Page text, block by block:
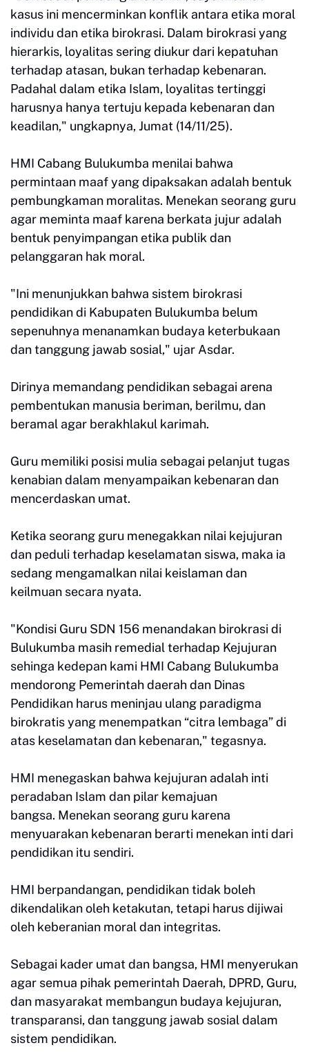
kasus ini mencerminkan konflik antara etika moral
individu dan etika birokrasi. Dalam birokrasi yang
hierarkis, loyalitas sering diukur dari kepatuhan
terhadap atasan, bukan terhadap kebenaran.
Padahal dalam etika Islam, loyalitas tertinggi
harusnya hanya tertuju kepada kebenaran dan
keadilan," ungkapnya, Jumat (14/11/25).
HMI Cabang Bulukumba menilai bahwa
permintaan maaf yang dipaksakan adalah bentuk
pembungkaman moralitas. Menekan seorang guru
agar meminta maaf karena berkata jujur adalah
bentuk penyimpangan etika publik dan
pelanggaran hak moral.
"Ini menunjukkan bahwa sistem birokrasi
pendidikan di Kabupaten Bulukumba belum
sepenuhnya menanamkan budaya keterbukaan
dan tanggung jawab sosial," ujar Asdar.
Dirinya memandang pendidikan sebagai arena
pembentukan manusia beriman, berilmu, dan
beramal agar berakhlakul karimah.
Guru memiliki posisi mulia sebagai pelanjut tugas
kenabian dalam menyampaikan kebenaran dan
mencerdaskan umat.
Ketika seorang guru menegakkan nilai kejujuran
dan peduli terhadap keselamatan siswa, maka ia
sedang mengamalkan nilai keislaman dan
keilmuan secara nyata.
"Kondisi Guru SDN 156 menandakan birokrasi di
Bulukumba masih remedial terhadap Kejujuran
sehinga kedepan kami HMI Cabang Bulukumba
mendorong Pemerintah daerah dan Dinas
Pendidikan harus meninjau ulang paradigma
birokratis yang menempatkan “citra lembaga” di
atas keselamatan dan kebenaran," tegasnya.
HMI menegaskan bahwa kejujuran adalah inti
peradaban Islam dan pilar kemajuan
bangsa. Menekan seorang guru karena
menyuarakan kebenaran berarti menekan inti dari
pendidikan itu sendiri.
HMI berpandangan, pendidikan tidak boleh
dikendalikan oleh ketakutan, tetapi harus dijiwai
oleh keberanian moral dan integritas.
Sebagai kader umat dan bangsa, HMI menyerukan
agar semua pihak pemerintah Daerah, DPRD, Guru,
dan masyarakat membangun budaya kejujuran,
transparansi, dan tanggung jawab sosial dalam
sistem pendidikan.